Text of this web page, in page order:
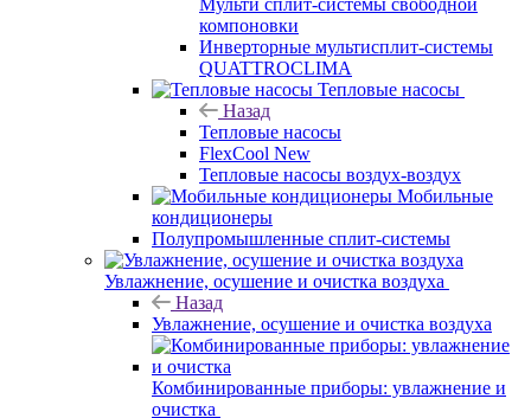
Мульти сплит-системы свободной
компоновки
Инверторные мультисплит-системы
QUATTROCLIMA
Тепловые насосы
Назад
Тепловые насосы
FlexCool New
Тепловые насосы воздух-воздух
Мобильные
кондиционеры
Полупромышленные сплит-системы
Увлажнение, осушение и очистка воздуха
Назад
Увлажнение, осушение и очистка воздуха
Комбинированные приборы: увлажнение и
очистка